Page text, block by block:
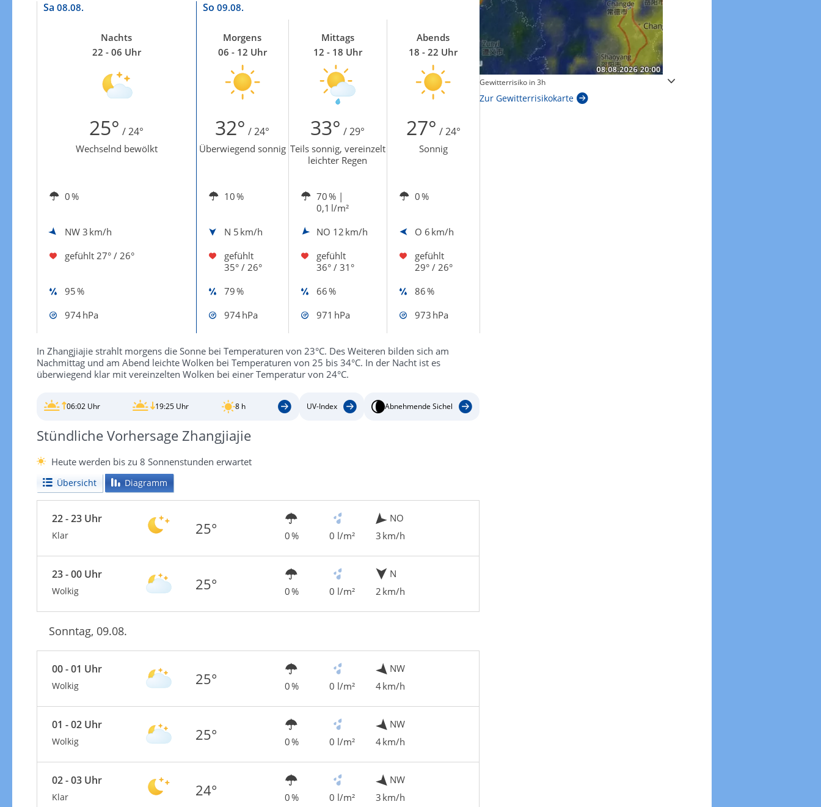
Sa 08.08. So 09.08.
Nachts
22 - 06 Uhr
Morgens
06 - 12 Uhr
Mittags
12 - 18 Uhr
Abends
18 - 22 Uhr
25° / 24° 32° / 24° 33° / 29° 27° / 24°
Wechselnd bewölkt Überwiegend sonnig Teils sonnig, vereinzelt
leichter Regen
Sonnig
0 % 10 % 70 % |
0,1 l/m²
0 %
NW 3 km/h N 5 km/h NO 12 km/h O 6 km/h
gefühlt 27° / 26°
gefühlt
35° / 26°
gefühlt
36° / 31°
gefühlt
29° / 26°
95 %
79 % 66 %
86 %
974 hPa
974 hPa 971 hPa 973 hPa
In Zhangjiajie strahlt morgens die Sonne bei Temperaturen von 23°C. Des Weiteren bilden sich am
Nachmittag und am Abend leichte Wolken bei Temperaturen von 25 bis 34°C. In der Nacht ist es
überwiegend klar mit vereinzelten Wolken bei einer Temperatur von 24°C.
06:02 Uhr 19:25 Uhr 8 h UV-Index Abnehmende Sichel
Stündliche Vorhersage Zhangjiajie
Heute werden bis zu 8 Sonnenstunden erwartet
Übersicht Diagramm
22 - 23 Uhr
Klar 25° 0 % 0 l/m²
NO
3 km/h
23 - 00 Uhr
Wolkig 25° 0 % 0 l/m²
N
2 km/h
Sonntag, 09.08.
00 - 01 Uhr
Wolkig 25° 0 % 0 l/m²
NW
4 km/h
01 - 02 Uhr
Wolkig 25° 0 % 0 l/m²
NW
4 km/h
02 - 03 Uhr
Klar 24° 0 % 0 l/m²
NW
3 km/h
Windgeschwindigkeiten in 3h
Zur Windgeschwindigkeitenkarte
Sonnenschein heute
Zur Sonnenscheindauerkarte
Gewitterrisiko in 3h
Zur Gewitterrisikokarte
Windböen heute